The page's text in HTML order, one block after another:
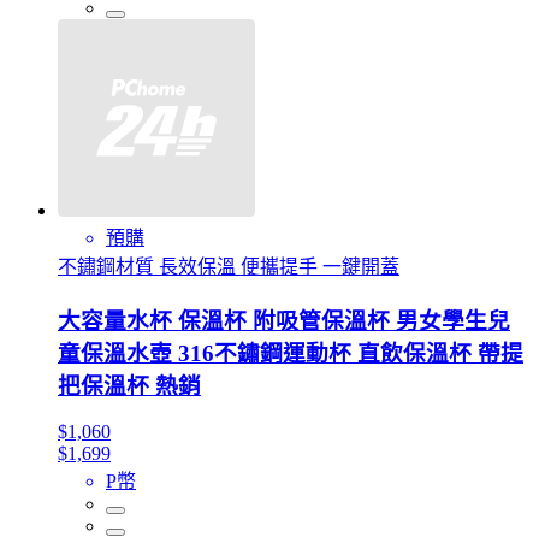
預購
不鏽鋼材質 長效保溫 便攜提手 一鍵開蓋
大容量水杯 保溫杯 附吸管保溫杯 男女學生兒
童保溫水壺 316不鏽鋼運動杯 直飲保溫杯 帶提
把保溫杯 熱銷
$1,060
$1,699
P幣